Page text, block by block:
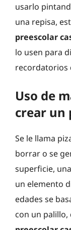
usarlo
una repisa,
preescolar
lo usen para
recordatorios
Uso de
crear un
Se le llama
borrar o se
superficie,
un elemento
edades se
con un palillo,